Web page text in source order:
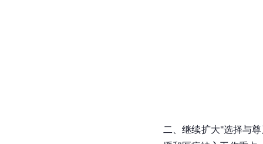
二、继续扩大"选择与